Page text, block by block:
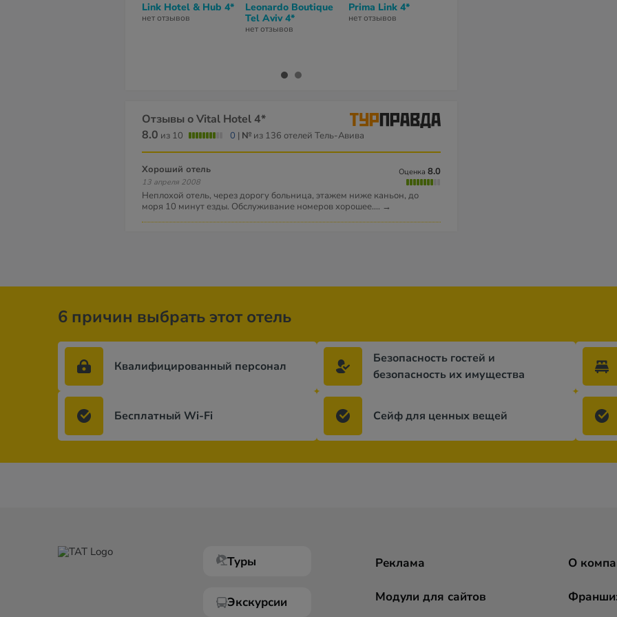
Link Hotel & Hub 4*
нет отзывов
Leonardo Boutique
Tel Aviv 4*
нет отзывов
Prima Link 4*
нет отзывов
Отзывы о Vital Hotel 4*
8.0 из 10 0 | № из 136 отелей Тель-Авива
Хороший отель
13 апреля 2008
Оценка
8.0
Неплохой отель, через дорогу больница, этажем ниже каньон, до
моря 10 минут езды. Обслуживание номеров хорошее.... →
6 причин выбрать этот отель
Квалифицированный персонал
Безопасность гостей и
безопасность их имущества
Бесплатный Wi-Fi Сейф для ценных вещей
Туры
Экскурсии
Реклама
Модули для сайтов
О